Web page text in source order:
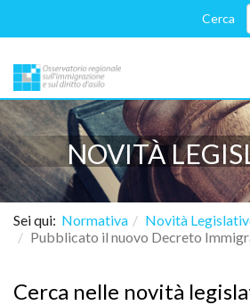
NOVITÀ
Sei qui: Normativa
Novità
Pubblicato il nuovo Decreto
Cerca nelle novità